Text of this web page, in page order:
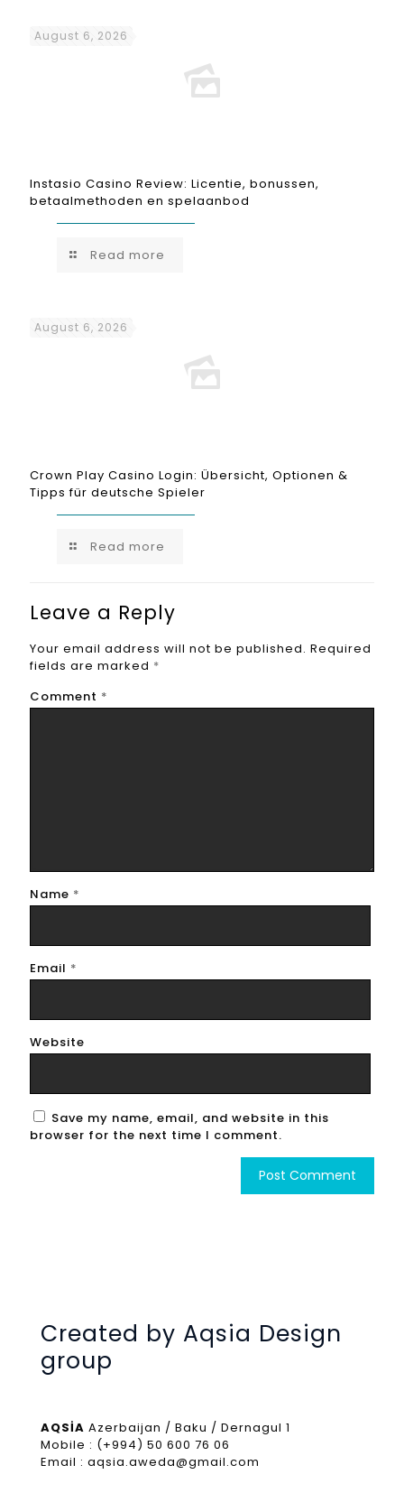
August 6, 2026
Instasio Casino Review: Licentie, bonussen,
betaalmethoden en spelaanbod
Read more
August 6, 2026
Crown Play Casino Login: Übersicht, Optionen &
Tipps für deutsche Spieler
Read more
Leave a Reply
Your email address will not be published. Required
fields are marked *
Comment *
Name *
Email *
Website
Save my name, email, and website in this
browser for the next time I comment.
Created by Aqsia Design
group
AQSİA Azerbaijan / Baku / Dernagul 1
Mobile : (+994) 50 600 76 06
Email : aqsia.aweda@gmail.com